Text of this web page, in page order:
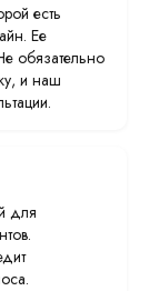
есть
Ее
обязательно
и наш
для